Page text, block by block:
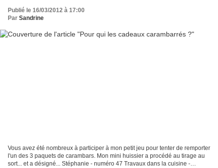
Publié le 16/03/2012 à 17:00
Par Sandrine
Vous avez été nombreux à participer à mon petit jeu pour tenter de remporter
l'un des 3 paquets de carambars. Mon mini huissier a procédé au tirage au
sort... et a désigné... Stéphanie - numéro 47 Travaux dans la cuisine -